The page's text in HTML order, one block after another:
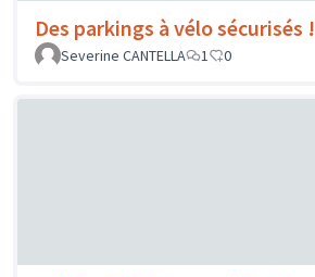
Des parkings à vélo sécurisés !
Severine CANTELLA
1 0